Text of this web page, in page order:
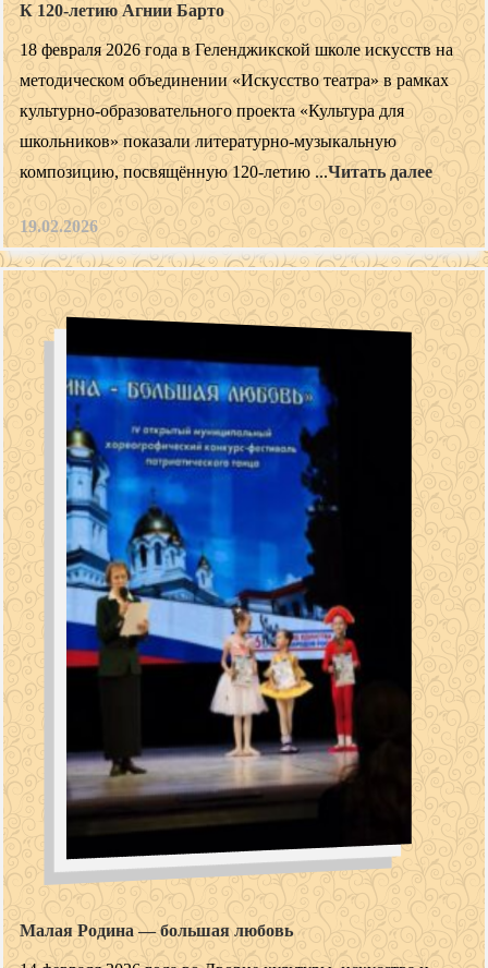
К 120-летию Агнии Барто
18 февраля 2026 года в Геленджикской школе искусств на
методическом объединении «Искусство театра» в рамках
культурно-образовательного проекта «Культура для
школьников» показали литературно-музыкальную
композицию, посвящённую 120-летию ...Читать далее
19.02.2026
Малая Родина — большая любовь